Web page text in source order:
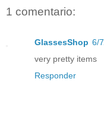
1 comentario:
GlassesShop 6/
very pretty items
Responder